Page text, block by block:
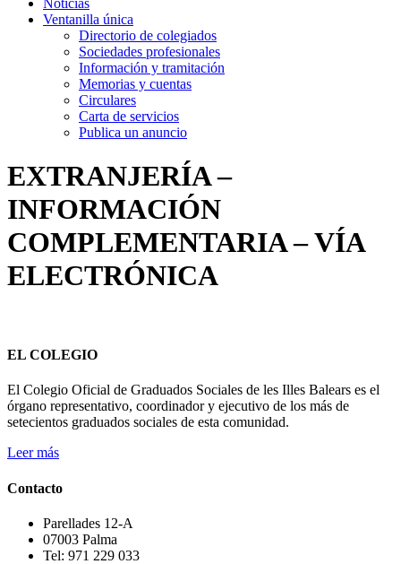
Noticias
Ventanilla única
Directorio de colegiados
Sociedades profesionales
Información y tramitación
Memorias y cuentas
Circulares
Carta de servicios
Publica un anuncio
EXTRANJERÍA –
INFORMACIÓN
COMPLEMENTARIA – VÍA
ELECTRÓNICA
EL COLEGIO
El Colegio Oficial de Graduados Sociales de les Illes Balears es el
órgano representativo, coordinador y ejecutivo de los más de
setecientos graduados sociales de esta comunidad.
Leer más
Contacto
Parellades 12-A
07003 Palma
Tel: 971 229 033